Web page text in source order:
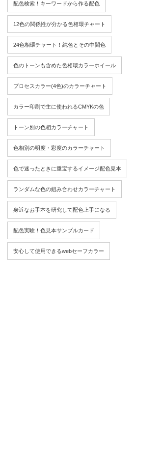
配色検索！キーワードから作る配色
12色の関係性が分かる色相環チャート
24色相環チャート！純色とその中間色
色のトーンも含めた色相環カラーホイール
プロセスカラー(4色)のカラーチャート
カラー印刷で主に使われるCMYKの色
トーン別の色相カラーチャート
色相別の明度・彩度のカラーチャート
色で迷ったときに重宝するイメージ配色見本
ランダムな色の組み合わせカラーチャート
身近なお手本を研究して配色上手になる
配色実験！色見本サンプルカード
安心して使用できるwebセーフカラー